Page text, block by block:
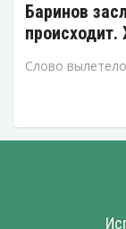
Баринов
Слово